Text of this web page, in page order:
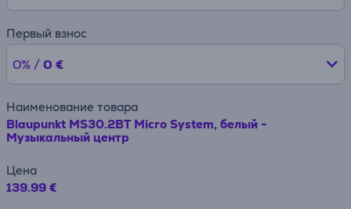
Первый взнос
0% / 0 €
Наименование товара
Blaupunkt MS30.2BT Micro System, белый -
Музыкальный центр
Цена
139.99 €